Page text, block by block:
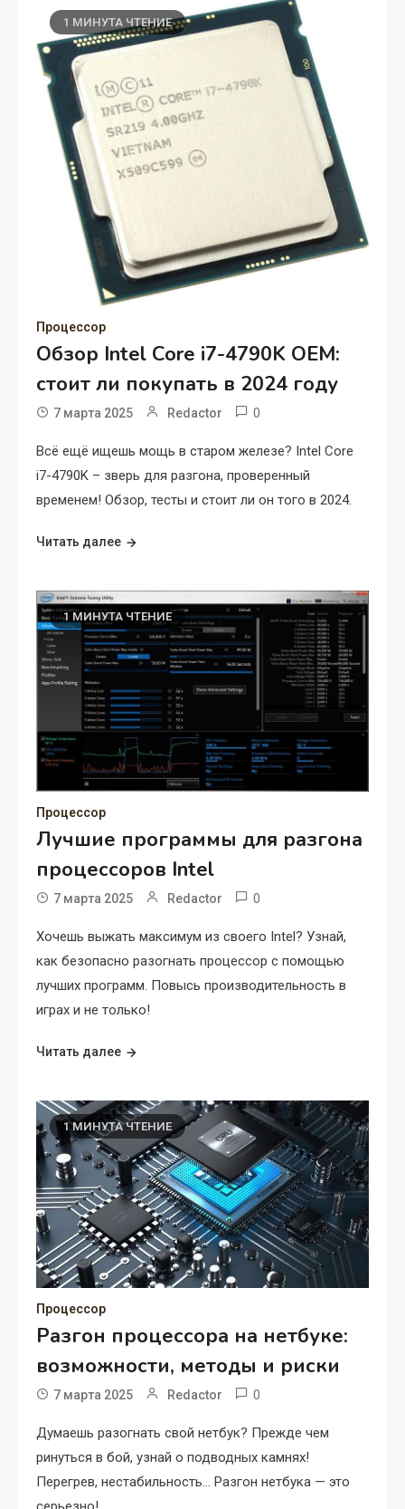
1 МИНУТА ЧТЕНИЕ
Процессор
Обзор Intel Core i7-4790K OEM:
стоит ли покупать в 2024 году
7 марта 2025 Redactor 0
Всё ещё ищешь мощь в старом железе? Intel Core
i7-4790K – зверь для разгона, проверенный
временем! Обзор, тесты и стоит ли он того в 2024.
Читать далее
1 МИНУТА ЧТЕНИЕ
Процессор
Лучшие программы для разгона
процессоров Intel
7 марта 2025 Redactor 0
Хочешь выжать максимум из своего Intel? Узнай,
как безопасно разогнать процессор с помощью
лучших программ. Повысь производительность в
играх и не только!
Читать далее
1 МИНУТА ЧТЕНИЕ
Процессор
Разгон процессора на нетбуке:
возможности, методы и риски
7 марта 2025 Redactor 0
Думаешь разогнать свой нетбук? Прежде чем
ринуться в бой, узнай о подводных камнях!
Перегрев, нестабильность… Разгон нетбука — это